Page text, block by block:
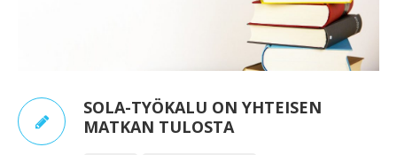
SOLA-TYÖKALU ON YHTEISEN
MATKAN TULOSTA